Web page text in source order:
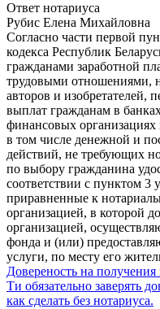
Ответ нотариуса
Рубис Елена Михайловна
Согласно части первой
кодекса Республик
гражданами заработной
трудовыми отношениями,
авторов и изобретателей,
выплат гражданам в
финансовых
в том числе денежной и
действий, не требующих
по выбору гражданина
соответствии с пунктом 3
приравненные к
организацией, в которой
организацией,
фонда и (или)
услуги, по месту его
Довереность на
Ти обязательно заверять
как сделать без нотариуса.